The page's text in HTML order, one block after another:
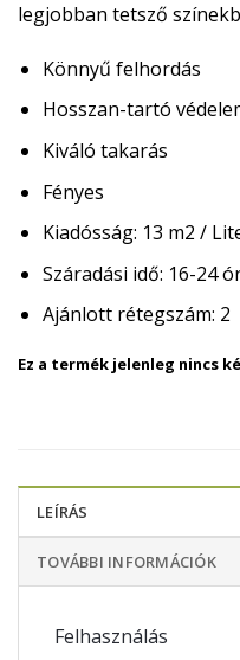
legjobban tetsző
Könnyű felhordás
Hosszan-tartó
Kiváló takarás
Fényes
Kiadósság: 13 m2 /
Száradási idő: 16-24
Ajánlott rétegszám: 2
Ez a termék jelenleg nincs
LEÍRÁS
TOVÁBBI INFORMÁCIÓK
Felhasználás